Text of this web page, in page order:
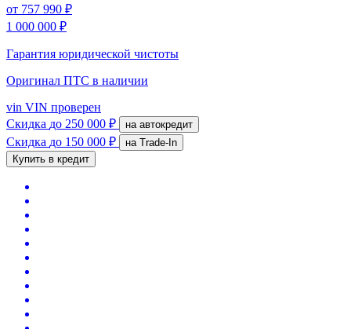
от 757 990 ₽
1 000 000 ₽
Гарантия юридической чистоты
Оригинал ПТС в наличии
vin VIN проверен
Скидка до 250 000 ₽ на автокредит
Скидка до 150 000 ₽
на Trade-In
Купить в кредит